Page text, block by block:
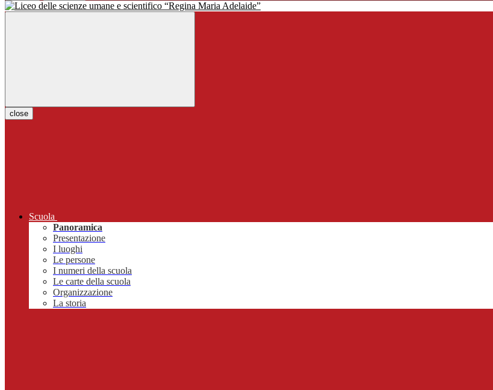
close
Scuola
Panoramica
Presentazione
I luoghi
Le persone
I numeri della scuola
Le carte della scuola
Organizzazione
La storia